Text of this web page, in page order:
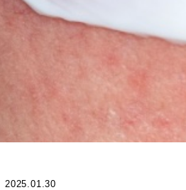
2025.01.30